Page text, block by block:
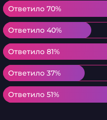
Ответило 70%
Ответило 70%
Ответило 40%
Ответило 40%
Ответило 81%
Ответило 81%
Ответило 37%
Ответило 37%
Ответило 51%
Ответило 51%